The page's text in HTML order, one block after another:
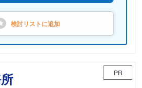
検討リストに追加
PR